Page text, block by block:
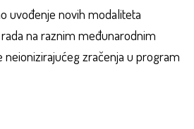
uvođenje novih modaliteta
na raznim međunarodnim
zračenja u program